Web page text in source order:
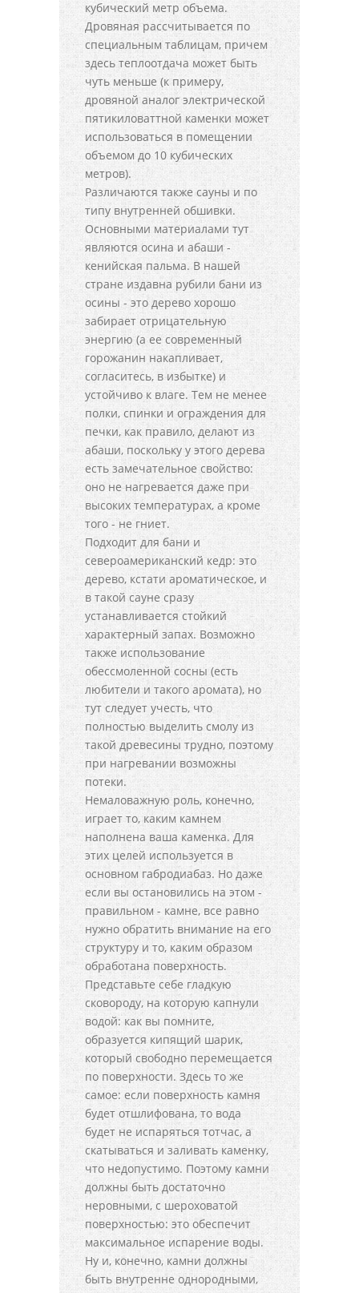
кубический метр объема.
Дровяная рассчитывается по
специальным таблицам, причем
здесь теплоотдача может быть
чуть меньше (к примеру,
дровяной аналог электрической
пятикиловаттной каменки может
использоваться в помещении
объемом до 10 кубических
метров).
Различаются также сауны и по
типу внутренней обшивки.
Основными материалами тут
являются осина и абаши -
кенийская пальма. В нашей
стране издавна рубили бани из
осины - это дерево хорошо
забирает отрицательную
энергию (а ее современный
горожанин накапливает,
согласитесь, в избытке) и
устойчиво к влаге. Тем не менее
полки, спинки и ограждения для
печки, как правило, делают из
абаши, поскольку у этого дерева
есть замечательное свойство:
оно не нагревается даже при
высоких температурах, а кроме
того - не гниет.
Подходит для бани и
североамериканский кедр: это
дерево, кстати ароматическое, и
в такой сауне сразу
устанавливается стойкий
характерный запах. Возможно
также использование
обессмоленной сосны (есть
любители и такого аромата), но
тут следует учесть, что
полностью выделить смолу из
такой древесины трудно, поэтому
при нагревании возможны
потеки.
Немаловажную роль, конечно,
играет то, каким камнем
наполнена ваша каменка. Для
этих целей используется в
основном габродиабаз. Но даже
если вы остановились на этом -
правильном - камне, все равно
нужно обратить внимание на его
структуру и то, каким образом
обработана поверхность.
Представьте себе гладкую
сковороду, на которую капнули
водой: как вы помните,
образуется кипящий шарик,
который свободно перемещается
по поверхности. Здесь то же
самое: если поверхность камня
будет отшлифована, то вода
будет не испаряться тотчас, а
скатываться и заливать каменку,
что недопустимо. Поэтому камни
должны быть достаточно
неровными, с шероховатой
поверхностью: это обеспечит
максимальное испарение воды.
Ну и, конечно, камни должны
быть внутренне однородными,